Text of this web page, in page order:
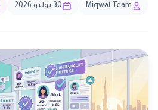
Miqwal Team 30 يوليو 2026